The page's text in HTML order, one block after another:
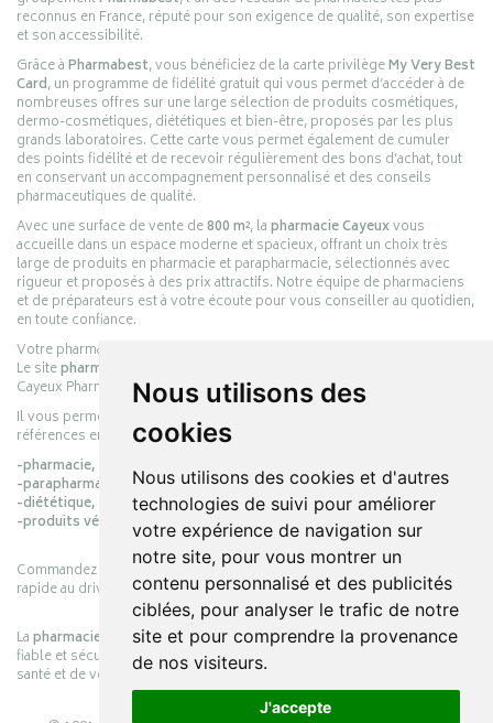
Nous utilisons des
cookies
Nous utilisons des cookies et d'autres
technologies de suivi pour améliorer
votre expérience de navigation sur
notre site, pour vous montrer un
contenu personnalisé et des publicités
ciblées, pour analyser le trafic de notre
site et pour comprendre la provenance
de nos visiteurs.
J'accepte
reconnus en France, réputé pour son exigence de qualité, son expertise
et son accessibilité.
Grâce àPharmabest, vous bénéficiez de la carte privilègeMy Very Best
Card, un programme de fidélité gratuit qui vous permet d’accéder à de
nombreuses offres sur une large sélection de produits cosmétiques,
dermo-cosmétiques, diététiques et bien-être, proposés par les plus
grands laboratoires. Cette carte vous permet également de cumuler
des points fidélité et de recevoir régulièrement des bons d’achat, tout
en conservant un accompagnement personnalisé et des conseils
pharmaceutiques de qualité.
Avec une surface de vente de800 m², lapharmacie Cayeuxvous
accueille dans un espace moderne et spacieux, offrant un choix très
large de produits en pharmacie et parapharmacie, sélectionnés avec
rigueur et proposés à des prix attractifs. Notre équipe de pharmaciens
et de préparateurs est à votre écoute pour vous conseiller au quotidien,
en toute confiance.
Votre pharmacie en ligne :
Le sitepharmacie-cayeux.fr
Cayeux Pharmabest Berck-sur-Mer – Rang-du-Fliers.
Il vous permet de réaliser vos achats en ligne parmi des milliers de
références en :
-pharmacie,
-parapharmacie,
-diététique,
-produits vétérinaires.
Commandez simplement vos produits en ligne et choisissez le retrait
rapide au drive ou la livraison à domicile, en toute simplicité.
Lapharmacie Cayeuxs’engage à vous offrir une expérience pratique,
fiable et sécurisée, en officine comme en ligne, au service de votre
santé et de votre bien-être.